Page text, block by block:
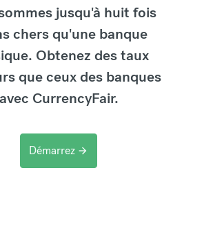
jusqu'à huit fois
chers qu'une banque
Obtenez des taux
que ceux des banques
avec CurrencyFair.
Démarrez arrow_forward